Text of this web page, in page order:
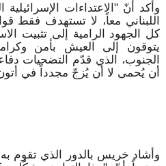
وأكد أنّ "الاعتداءات
اللبناني معاً، لا تستهدف
كل الجهود الرامية إلى تثبيت
يتوقون إلى العيش بأمن
الجنوب، الذي قدّم التضحيات
أن يُحمى لا أن يُزجّ مجدداً في
وأشاد خريس بالدور الذي تقوم